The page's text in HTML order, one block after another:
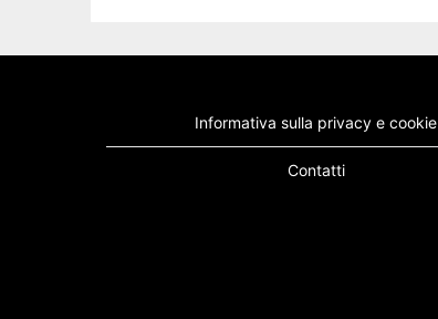
Informativa sulla privacy e cookie
Contatti